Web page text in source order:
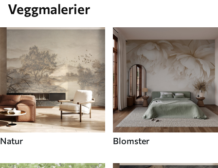
Veggmalerier
Natur Blomster